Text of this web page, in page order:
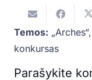
Temos: „Arches“,
konkursas
Parašykite